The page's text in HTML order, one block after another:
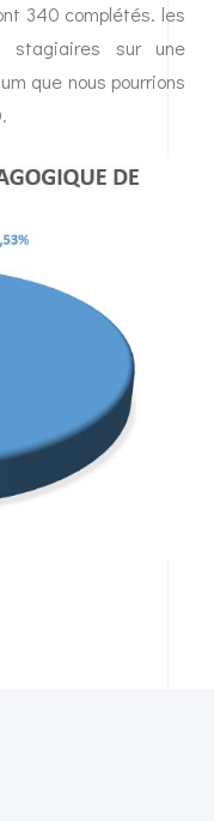
340 complétés. les
stagiaires sur une
que nous pourrions